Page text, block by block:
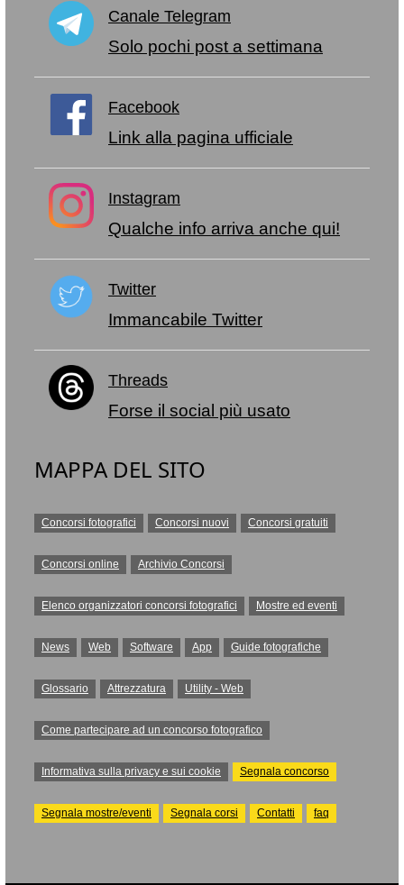
Canale Telegram
Solo pochi post a settimana
Facebook
Link alla pagina ufficiale
Instagram
Qualche info arriva anche qui!
Twitter
Immancabile Twitter
Threads
Forse il social più usato
MAPPA DEL SITO
Concorsi fotografici Concorsi nuovi Concorsi gratuiti
Concorsi online Archivio Concorsi
Elenco organizzatori concorsi fotografici Mostre ed eventi
News Web Software App Guide fotografiche
Glossario Attrezzatura Utility - Web
Come partecipare ad un concorso fotografico
Informativa sulla privacy e sui cookie Segnala concorso
Segnala mostre/eventi Segnala corsi Contatti faq